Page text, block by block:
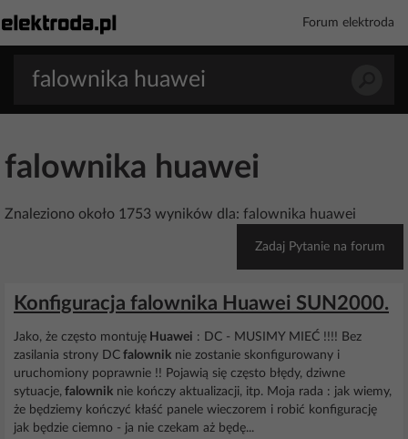
Forum elektroda
falownika huawei
Znaleziono około 1753 wyników dla: falownika huawei
Zadaj Pytanie na forum
Konfiguracja falownika Huawei SUN2000.
Jako, że często montuję Huawei : DC - MUSIMY MIEĆ !!!! Bez
zasilania strony DC falownik nie zostanie skonfigurowany i
uruchomiony poprawnie !! Pojawią się często błędy, dziwne
sytuacje, falownik nie kończy aktualizacji, itp. Moja rada : jak wiemy,
że będziemy kończyć kłaść panele wieczorem i robić konfigurację
jak będzie ciemno - ja nie czekam aż będę...